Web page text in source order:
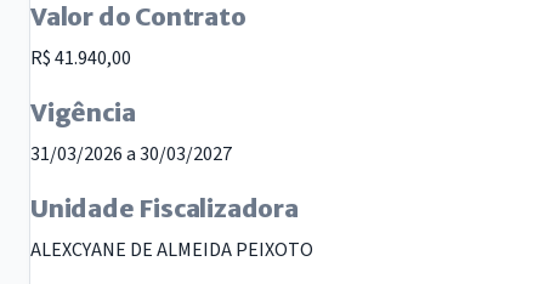
Valor do Contrato
R$ 41.940,00
Vigência
31/03/2026 a 30/03/2027
Unidade Fiscalizadora
ALEXCYANE DE ALMEIDA PEIXOTO